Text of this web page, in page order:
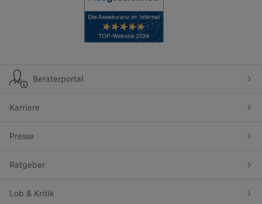
Beraterportal
Karriere
Presse
Ratgeber
Lob & Kritik